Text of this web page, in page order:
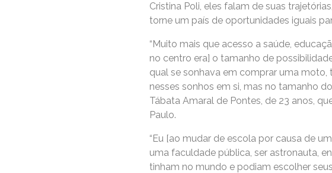
Cristina Poli, eles falam de suas
torne um país de oportunidades iguais
“Muito mais que acesso a saúde,
no centro era] o tamanho de
qual se sonhava em comprar uma
nesses sonhos em si, mas no tamanho
Tábata Amaral de Pontes, de 23 anos,
Paulo.
“Eu [ao mudar de escola por causa de
uma faculdade pública, ser astronauta,
tinham no mundo e podiam escolher